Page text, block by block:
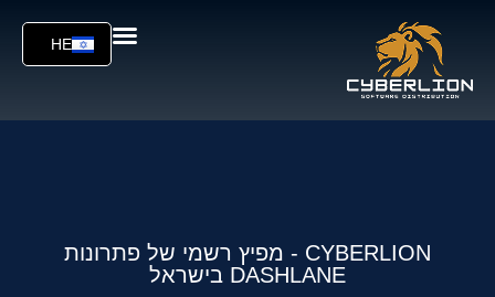
HE
CYBERLION - מפיץ רשמי של פתרונות
DASHLANE בישראל